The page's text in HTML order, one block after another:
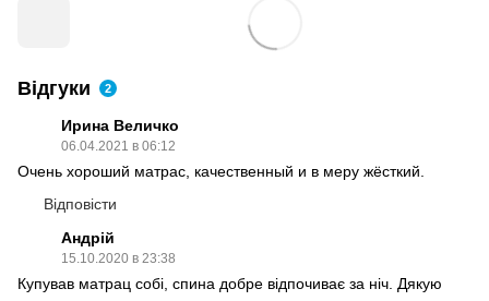
Відгуки 2
Ирина Величко
06.04.2021 в 06:12
Очень хороший матрас, качественный и в меру жёсткий.
Відповісти
Андрій
15.10.2020 в 23:38
Купував матрац собі, спина добре відпочиває за ніч. Дякую